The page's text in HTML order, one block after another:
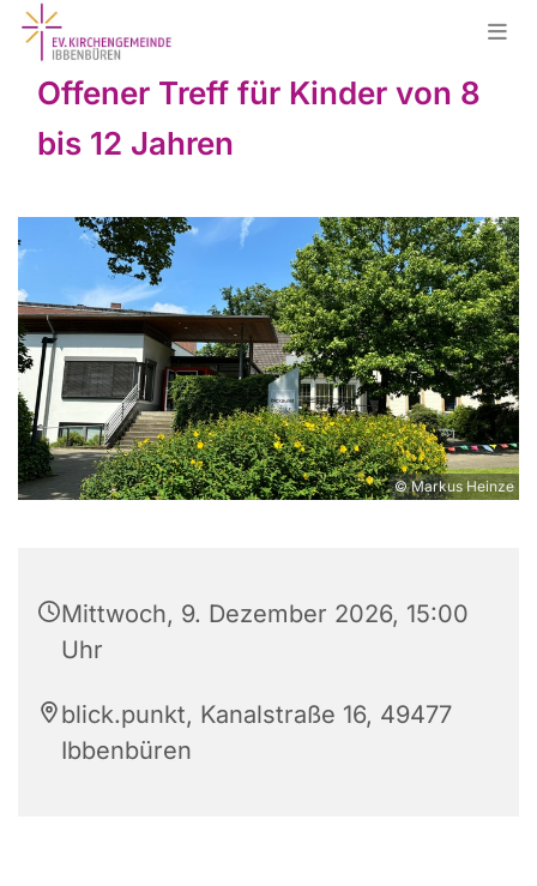
Offener Treff für Kinder von 8
bis 12 Jahren
© Markus Heinze
Mittwoch, 9. Dezember 2026, 15:00
Uhr
blick.punkt, Kanalstraße 16, 49477
Ibbenbüren